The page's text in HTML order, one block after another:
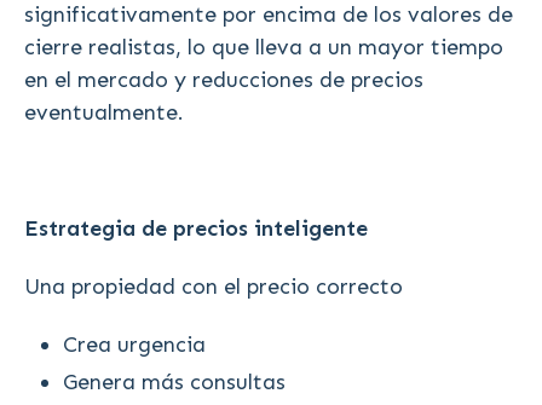
significativamente por encima de los valores de
cierre realistas, lo que lleva a un mayor tiempo
en el mercado y reducciones de precios
eventualmente.
Estrategia de precios inteligente
Una propiedad con el precio correcto
Crea urgencia
Genera más consultas